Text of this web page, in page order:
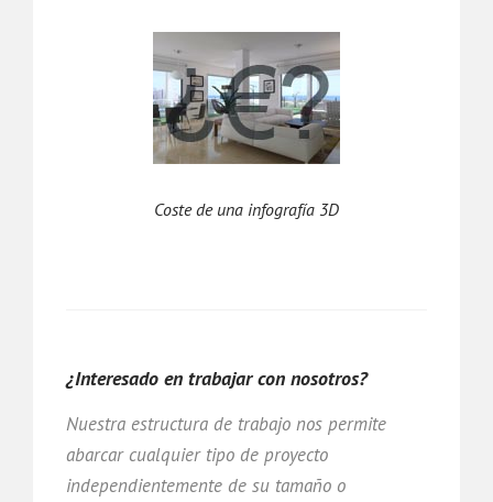
Coste de una infografía 3D
¿Interesado en trabajar con nosotros?
Nuestra estructura de trabajo nos permite
abarcar cualquier tipo de proyecto
independientemente de su tamaño o